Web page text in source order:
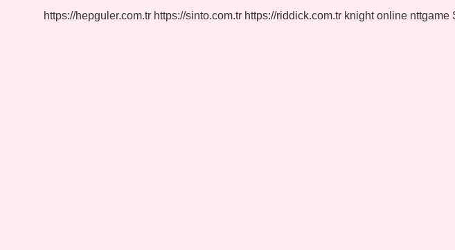
https://hepguler.com.tr https://sinto.com.tr https://riddick.com.tr knight online nttgame